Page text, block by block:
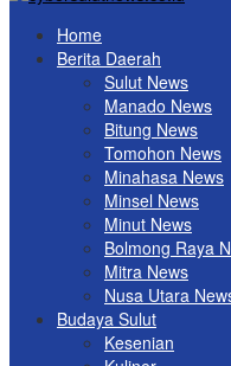
Home
Berita Daerah
Sulut News
Manado News
Bitung News
Tomohon News
Minahasa News
Minsel News
Minut News
Bolmong Raya
Mitra News
Nusa Utara
Budaya Sulut
Kesenian